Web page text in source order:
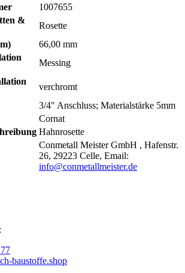
1007655
&
Rosette
66,00 mm
Messing
verchromt
3/4" Anschluss; Materialstärke 5mm
Cornat
Hahnrosette
Conmetall Meister GmbH , Hafenstr.
26, 29223 Celle, Email:
info@conmetallmeister.de
baustoffe.shop